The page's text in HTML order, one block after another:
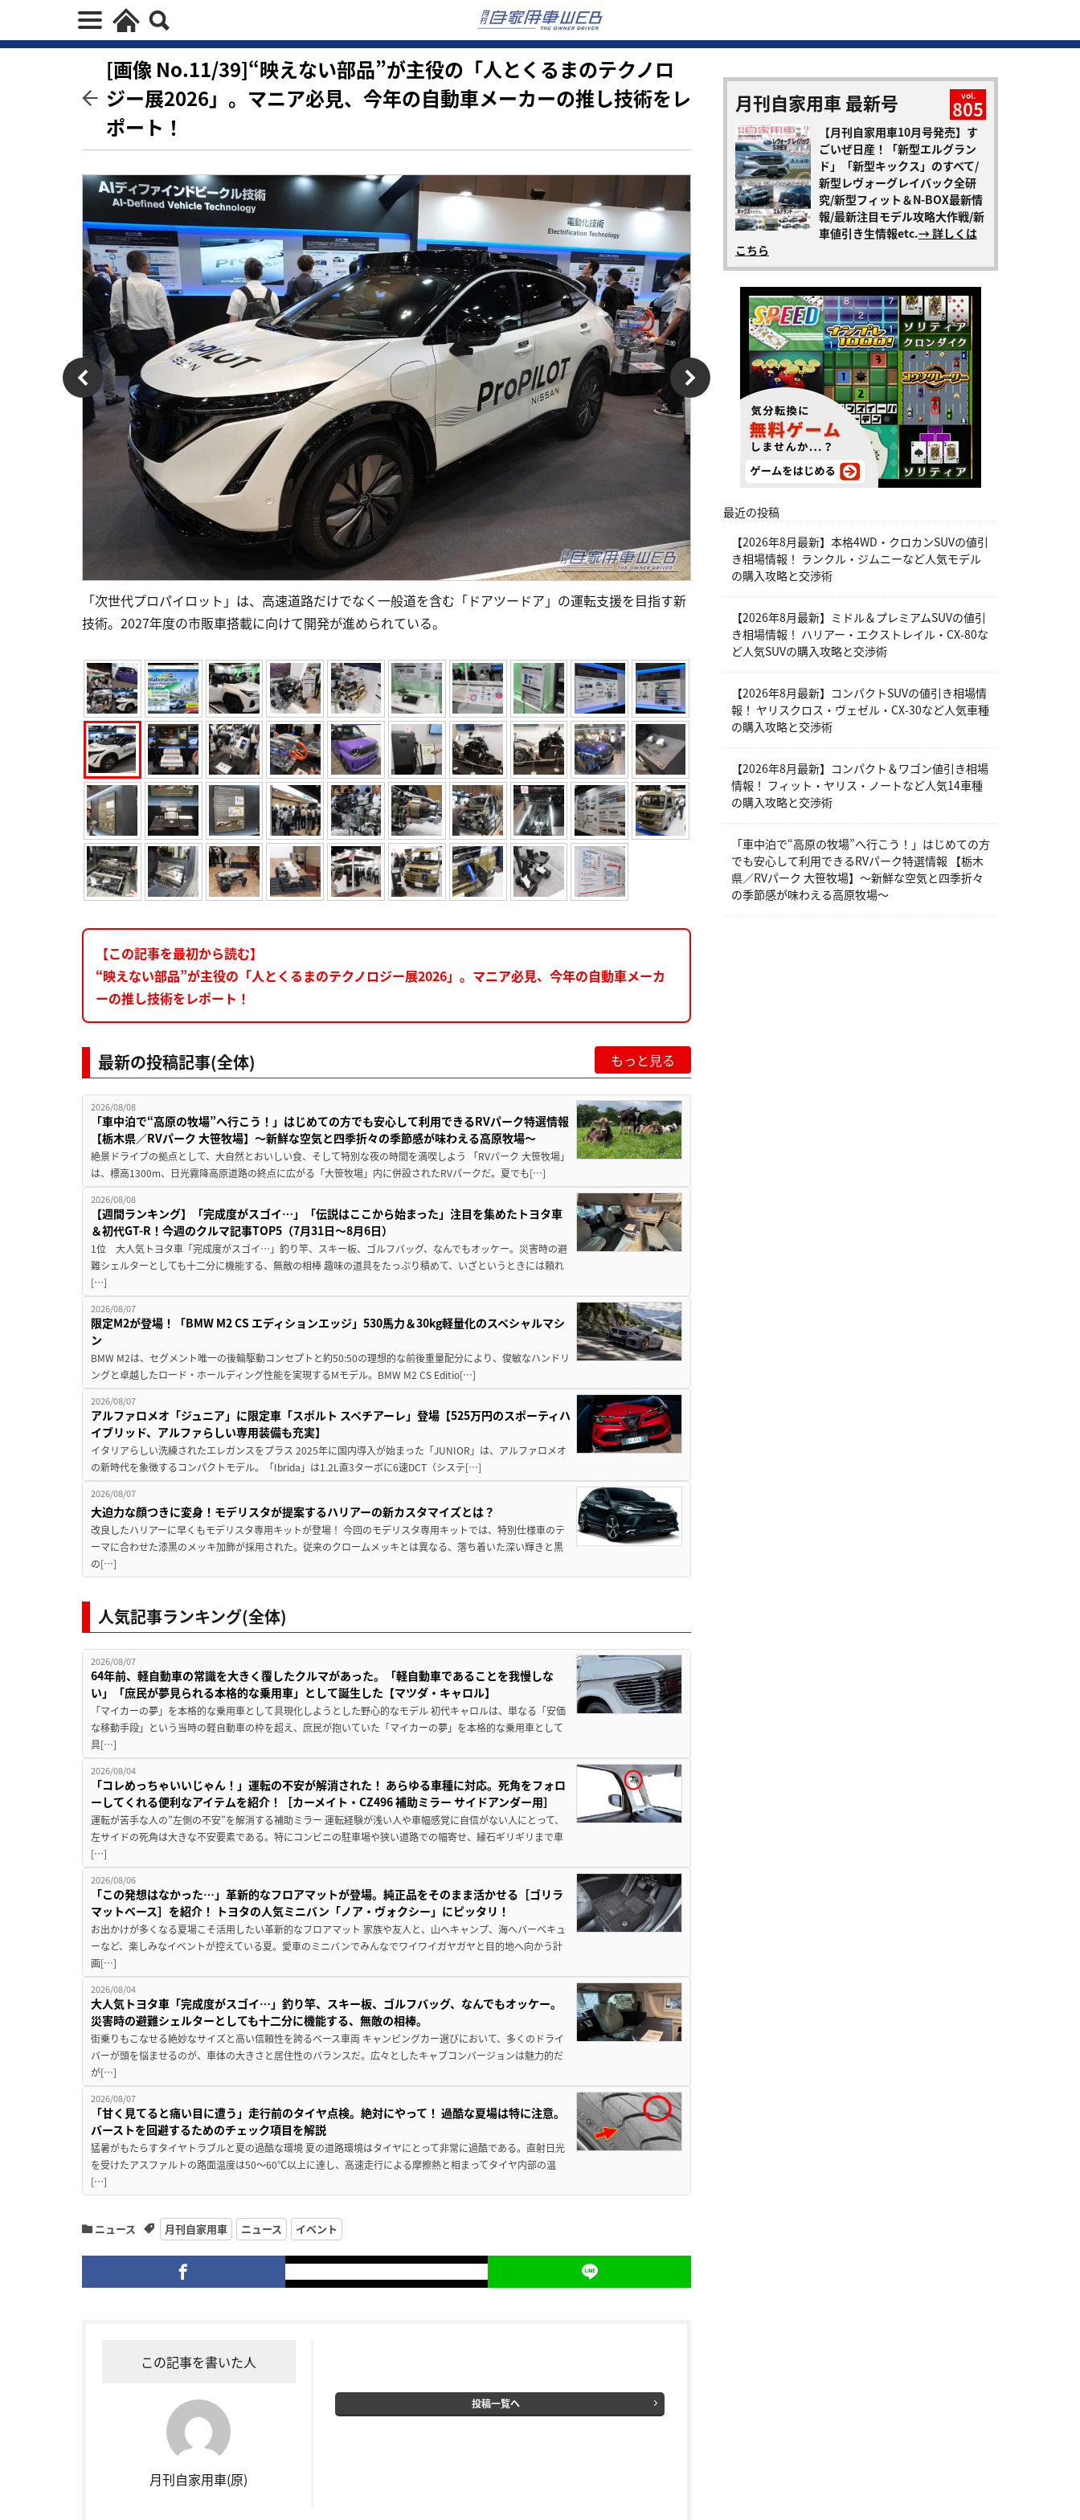
[画像 No.11/39]“映えない部品”が主役の「人とくるまのテクノロ
ジー展2026」。マニア必見、今年の自動車メーカーの推し技術をレ
ポート！
「次世代プロパイロット」は、高速道路だけでなく一般道を含む「ドアツードア」の運転支援を目指す新
技術。2027年度の市販車搭載に向けて開発が進められている。
【この記事を最初から読む】
“映えない部品”が主役の「人とくるまのテクノロジー展2026」。マニア必見、今年の自動車メーカ
ーの推し技術をレポート！
最新の投稿記事(全体) もっと見る
2026/08/08
「車中泊で“高原の牧場”へ行こう！」はじめての方でも安心して利用できるRVパーク特選情報
【栃木県／RVパーク 大笹牧場】～新鮮な空気と四季折々の季節感が味わえる高原牧場～
絶景ドライブの拠点として、大自然とおいしい食、そして特別な夜の時間を満喫しよう 「RVパーク 大笹牧場」
は、標高1300m、日光霧降高原道路の終点に広がる「大笹牧場」内に併設されたRVパークだ。夏でも[…]
2026/08/08
【週間ランキング】「完成度がスゴイ…」「伝説はここから始まった」注目を集めたトヨタ車
＆初代GT-R！今週のクルマ記事TOP5（7月31日〜8月6日）
1位 大人気トヨタ車「完成度がスゴイ…」釣り竿、スキー板、ゴルフバッグ、なんでもオッケー。災害時の避
難シェルターとしても十二分に機能する、無敵の相棒 趣味の道具をたっぷり積めて、いざというときには頼れ
[…]
2026/08/07
限定M2が登場！「BMW M2 CS エディションエッジ」530馬力＆30kg軽量化のスペシャルマシ
ン
BMW M2は、セグメント唯一の後輪駆動コンセプトと約50:50の理想的な前後重量配分により、俊敏なハンドリ
ングと卓越したロード・ホールディング性能を実現するMモデル。BMW M2 CS Editio[…]
2026/08/07
アルファロメオ「ジュニア」に限定車「スポルト スペチアーレ」登場【525万円のスポーティハ
イブリッド、アルファらしい専用装備も充実】
イタリアらしい洗練されたエレガンスをプラス 2025年に国内導入が始まった「JUNIOR」は、アルファロメオ
の新時代を象徴するコンパクトモデル。「Ibrida」は1.2L直3ターボに6速DCT（システ[…]
2026/08/07
大迫力な顔つきに変身！モデリスタが提案するハリアーの新カスタマイズとは？
改良したハリアーに早くもモデリスタ専用キットが登場！ 今回のモデリスタ専用キットでは、特別仕様車のテ
ーマに合わせた漆黒のメッキ加飾が採用された。従来のクロームメッキとは異なる、落ち着いた深い輝きと黒
の[…]
人気記事ランキング(全体)
2026/08/07
64年前、軽自動車の常識を大きく覆したクルマがあった。「軽自動車であることを我慢しな
い」「庶民が夢見られる本格的な乗用車」として誕生した【マツダ・キャロル】
「マイカーの夢」を本格的な乗用車として具現化しようとした野心的なモデル 初代キャロルは、単なる「安価
な移動手段」という当時の軽自動車の枠を超え、庶民が抱いていた「マイカーの夢」を本格的な乗用車として
具[…]
2026/08/04
「コレめっちゃいいじゃん！」運転の不安が解消された！ あらゆる車種に対応。死角をフォロ
ーしてくれる便利なアイテムを紹介！［カーメイト・CZ496 補助ミラー サイドアンダー用］
運転が苦手な人の”左側の不安”を解消する補助ミラー 運転経験が浅い人や車幅感覚に自信がない人にとって、
左サイドの死角は大きな不安要素である。特にコンビニの駐車場や狭い道路での幅寄せ、縁石ギリギリまで車
[…]
2026/08/06
「この発想はなかった…」革新的なフロアマットが登場。純正品をそのまま活かせる［ゴリラ
マットベース］を紹介！ トヨタの人気ミニバン「ノア・ヴォクシー」にピッタリ！
お出かけが多くなる夏場こそ活用したい革新的なフロアマット 家族や友人と、山へキャンプ、海へバーベキュ
ーなど、楽しみなイベントが控えている夏。愛車のミニバンでみんなでワイワイガヤガヤと目的地へ向かう計
画[…]
2026/08/04
大人気トヨタ車「完成度がスゴイ…」釣り竿、スキー板、ゴルフバッグ、なんでもオッケー。
災害時の避難シェルターとしても十二分に機能する、無敵の相棒。
街乗りもこなせる絶妙なサイズと高い信頼性を誇るベース車両 キャンピングカー選びにおいて、多くのドライ
バーが頭を悩ませるのが、車体の大きさと居住性のバランスだ。広々としたキャブコンバージョンは魅力的だ
が[…]
2026/08/07
「甘く見てると痛い目に遭う」走行前のタイヤ点検。絶対にやって！ 過酷な夏場は特に注意。
バーストを回避するためのチェック項目を解説
猛暑がもたらすタイヤトラブルと夏の過酷な環境 夏の道路環境はタイヤにとって非常に過酷である。直射日光
を受けたアスファルトの路面温度は50〜60℃以上に達し、高速走行による摩擦熱と相まってタイヤ内部の温
[…]
ニュース 月刊自家用車 ニュース イベント
この記事を書いた人
月刊自家用車(原)
投稿一覧へ
月刊自家用車 最新号 vol.
805
【月刊自家用車10月号発売】す
ごいぜ日産！「新型エルグラン
ド」「新型キックス」のすべて/
新型レヴォーグレイバック全研
究/新型フィット＆N-BOX最新情
報/最新注目モデル攻略大作戦/新
車値引き生情報etc.→ 詳しくは
こちら
最近の投稿
【2026年8月最新】本格4WD・クロカンSUVの値引
き相場情報！ ランクル・ジムニーなど人気モデル
の購入攻略と交渉術
【2026年8月最新】ミドル＆プレミアムSUVの値引
き相場情報！ ハリアー・エクストレイル・CX-80な
ど人気SUVの購入攻略と交渉術
【2026年8月最新】コンパクトSUVの値引き相場情
報！ ヤリスクロス・ヴェゼル・CX-30など人気車種
の購入攻略と交渉術
【2026年8月最新】コンパクト＆ワゴン値引き相場
情報！ フィット・ヤリス・ノートなど人気14車種
の購入攻略と交渉術
「車中泊で“高原の牧場”へ行こう！」はじめての方
でも安心して利用できるRVパーク特選情報 【栃木
県／RVパーク 大笹牧場】～新鮮な空気と四季折々
の季節感が味わえる高原牧場～